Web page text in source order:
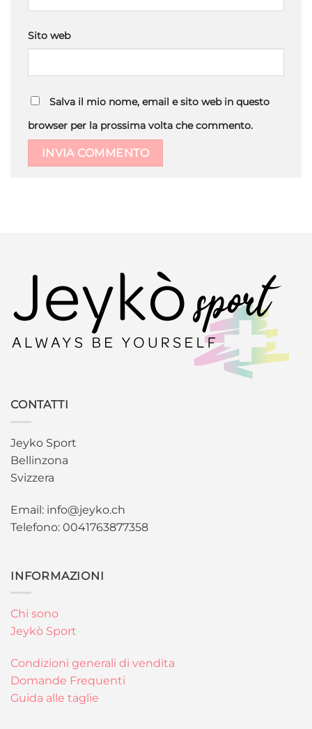
Sito web
Salva il mio nome, email e sito web in questo
browser per la prossima volta che commento.
CONTATTI
Jeyko Sport
Bellinzona
Svizzera
Email: info@jeyko.ch
Telefono: 0041763877358
INFORMAZIONI
Chi sono
Jeykò Sport
Condizioni generali di vendita
Domande Frequenti
Guida alle taglie